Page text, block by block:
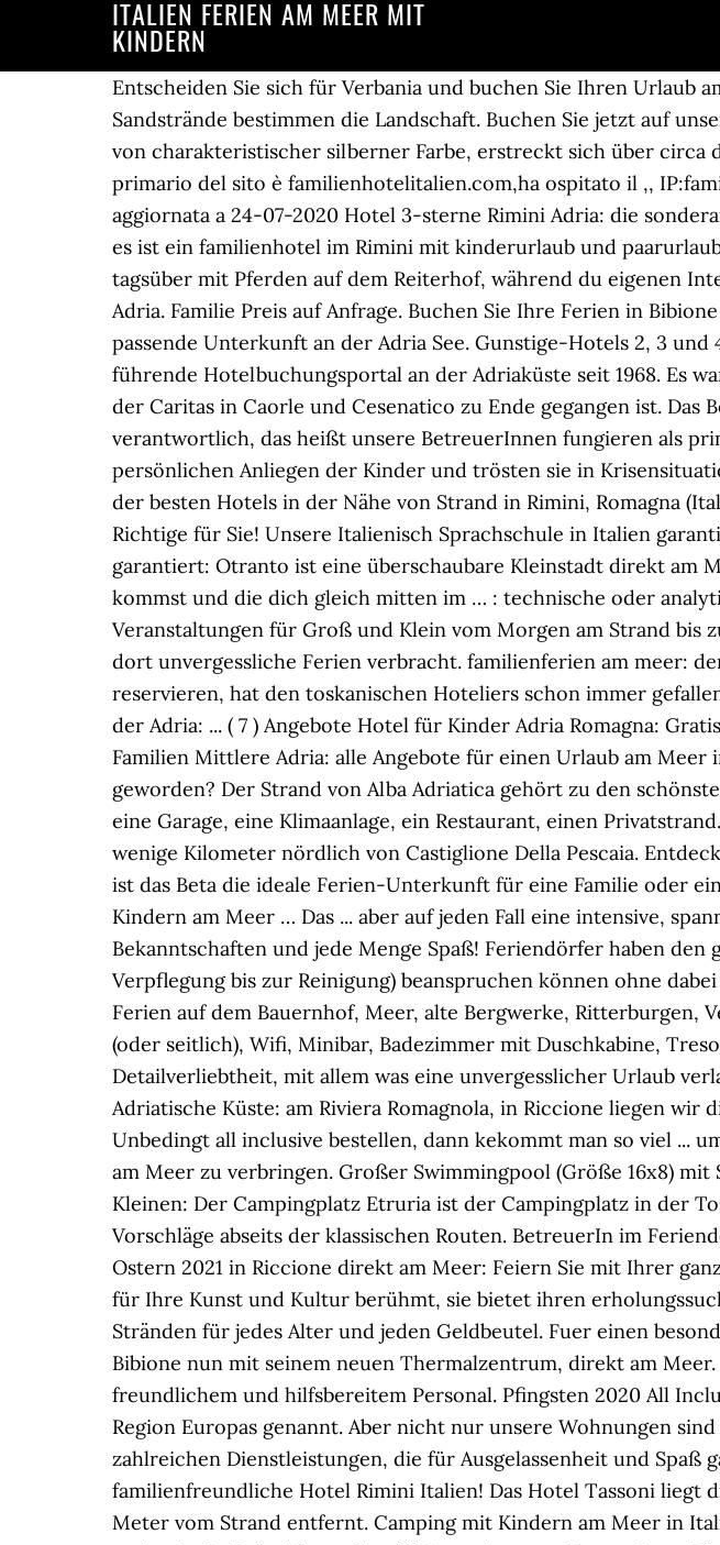
ITALIEN FERIEN AM MEER MIT
KINDERN
Entscheiden Sie sich für Verbania und buchen Sie Ihren Urlaub am Lago Maggiore! Felswände und Wälder, sanfte Hügel und herrliche Sandstrände bestimmen die Landschaft. Buchen Sie jetzt auf unserer Website. Ferien für Kinder und Jugendliche in Caorle. Der Sand, von charakteristischer silberner Farbe, erstreckt sich über circa drei Kilometer. Familienhotelitalien.com rapporto : L'indirizzo IP primario del sito è familienhotelitalien.com,ha ospitato il ,, IP:familienhotelitalien.com ISP: TLD:com CountryCode: Questa relazione è aggiornata a 24-07-2020 Hotel 3-sterne Rimini Adria: die sonderangebot für ferien am meer mit kindern am Meer in Misano Adriatico, es ist ein familienhotel im Rimini mit kinderurlaub und paarurlaub im 3 Sterne hotel direkt am … Gerne beschäftigen wir deine Kinder tagsüber mit Pferden auf dem Reiterhof, während du eigenen Interessen nachgehst. Pfingsten an der Adriaküste. Sommer 2020 an der Adria. Familie Preis auf Anfrage. Buchen Sie Ihre Ferien in Bibione in Italien und buchen Sie mit der Hilfe von Agenzia Serena Ihre passende Unterkunft an der Adria See. Gunstige-Hotels 2, 3 und 4 Sterne all inclusive ausgewählt von Promozione Alberghiera das führende Hotelbuchungsportal an der Adriaküste seit 1968. Es war ein ganz besonderer Sommer, der vor kurzem in den Ferienanlagen der Caritas in Caorle und Cesenatico zu Ende gegangen ist. Das Betreuungspersonal ist für die Betreuung der Kindergruppen verantwortlich, das heißt unsere BetreuerInnen fungieren als primäre Bezugspersonen bei Wünschen, Fragen, Konflikten und anderen persönlichen Anliegen der Kinder und trösten sie in Krisensituationen. Alle Pauschalangebote und Familienangebote für mehr als 200 der besten Hotels in der Nähe von Strand in Rimini, Romagna (Italien). Finden Sie die besten Angebote und das Hotel in Rimini, das Richtige für Sie! Unsere Italienisch Sprachschule in Italien garantiert dir: 100% totales Eintauchen in die italienische Sprache garantiert: Otranto ist eine überschaubare Kleinstadt direkt am Meer, in der du mit den Menschen und der Kultur vor Ort in Kontakt kommst und die dich gleich mitten im … : technische oder analytische Cookies von Erstanbietern sowie analytische … Aktivitäten und Veranstaltungen für Groß und Klein vom Morgen am Strand bis zum Abend im Hotel. Entdecke die Details. Tausende Kinder haben dort unvergessliche Ferien verbracht. familienferien am meer: der Gedanke, einen speziellen Raum nur für Kinder und Jugendliche zu reservieren, hat den toskanischen Hoteliers schon immer gefallen und ist auch oft erfolgreich ausgeführt worden. Urlaub am Meer an der Adria: ... ( 7 ) Angebote Hotel für Kinder Adria Romagna: Gratisurlaub für Kinder und zahlreiche Services » Familien ( 7 ) Hotels für Familien Mittlere Adria: alle Angebote für einen Urlaub am Meer in der Romagna Italien ... Mit den ersten Ferien im … Neugierig geworden? Der Strand von Alba Adriatica gehört zu den schönsten der Küste der Abruzzen. 3-Sterne-Hotel Glenn Rimini verfügt über eine Garage, eine Klimaanlage, ein Restaurant, einen Privatstrand. Das Resort in der Toskana befindet sich direkt am Meer und nur wenige Kilometer nördlich von Castiglione Della Pescaia. Entdecken Sie die Leistungen für Kinder in Castagneto Carducci. Mit 24 qm ist das Beta die ideale Ferien-Unterkunft für eine Familie oder eine Gruppe von Freunden von 4+1 Personen. Günstig Urlaub mit Kindern am Meer … Das ... aber auf jeden Fall eine intensive, spannende und bereichernde Zeit am Meer zu erleben, mit vielen neuen Bekanntschaften und jede Menge Spaß! Feriendörfer haben den grossen Vorteil, dass sie den gewohnten Service eines Hotels (von der Verpflegung bis zur Reinigung) beanspruchen können ohne dabei die Freiheiten der eigenen „vier-Wände" zu verlieren. Und für Kinder Ferien auf dem Bauernhof, Meer, alte Bergwerke, Ritterburgen, Vergnügungsparks. Alle Klimatisierte Zimmer mit Balkon zum Meer (oder seitlich), Wifi, Minibar, Badezimmer mit Duschkabine, Tresor. Juli und ab 20. Das Beta Mobilheim bietet viel Platz und Detailverliebtheit, mit allem was eine unvergesslicher Urlaub verlangt. Außergewöhnlicher Urlaub am Meer in Mai 2021. Italien, Adriatische Küste: am Riviera Romagnola, in Riccione liegen wir direkt am Meer. Glenn ist ein hotel an der Adria Italien Rimini. Unbedingt all inclusive bestellen, dann kekommt man so viel ... um Rimini zu besuchen und die warmen Tage des Endes des Frühlings am Meer zu verbringen. Großer Swimmingpool (Größe 16x8) mit Sonnenliegen und Whirlpool für bis zu 20 Personen. Alles für die Kleinen: Der Campingplatz Etruria ist der Campingplatz in der Toskana am Meer für Kinder mit einem Spielplatz. Kontaktiere uns für Vorschläge abseits der klassischen Routen. BetreuerIn im Feriendorf "Josef Ferrari" zu sein ist eine